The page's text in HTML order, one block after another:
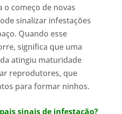
começo de novas
sinalizar infestações
Quando esse
significa que uma
atingiu maturidade
reprodutores, que
para formar ninhos.
sinais de infestação?